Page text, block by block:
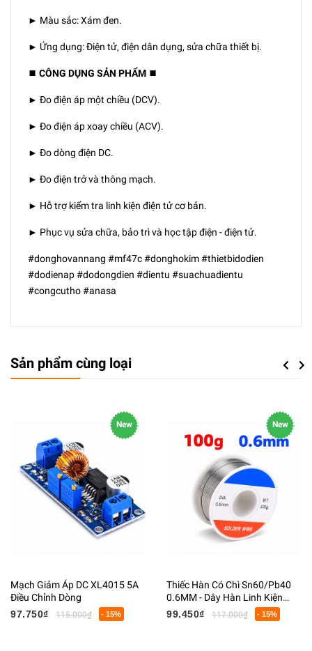
► Màu sắc: Xám đen.
► Ứng dụng: Điện tử, điện dân dụng, sửa chữa thiết bị.
⏹️ CÔNG DỤNG SẢN PHẨM ⏹️
► Đo điện áp một chiều (DCV).
► Đo điện áp xoay chiều (ACV).
► Đo dòng điện DC.
► Đo điện trở và thông mạch.
► Hỗ trợ kiểm tra linh kiện điện tử cơ bản.
► Phục vụ sửa chữa, bảo trì và học tập điện - điện tử.
#donghovannang #mf47c #donghokim #thietbidodien
#dodienap #dodongdien #dientu #suachuadientu
#congcutho #anasa
Sản phẩm cùng loại Previous
New
Mạch Giảm Áp DC XL4015 5A
Điều Chỉnh Dòng
97.750₫
115.000₫ - 15%
New
Thiếc Hàn Có Chì Sn60/Pb40
0.6MM - Dây Hàn Linh Kiện
Điện Tử Có Lõi Flux
99.450₫ 117.000₫ - 15%
Next